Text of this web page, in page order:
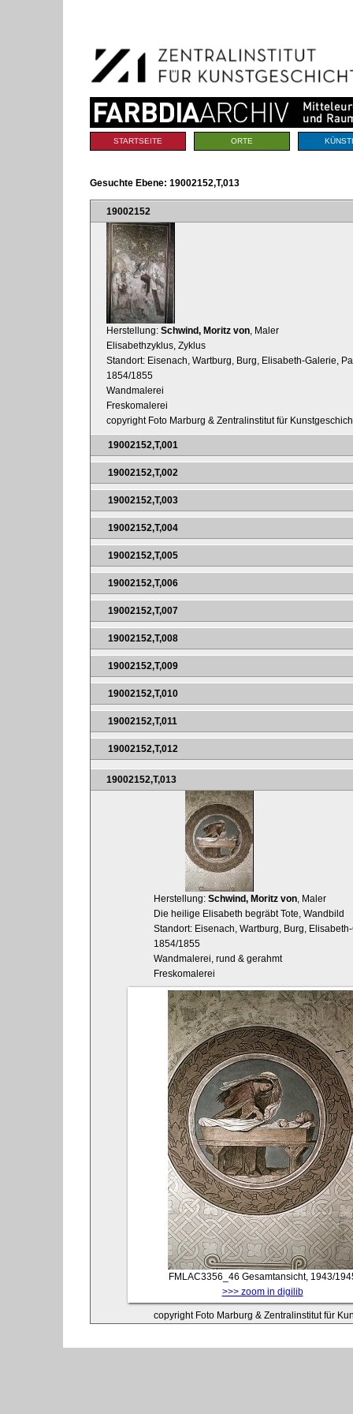
Navigation
Sektionen
STARTSEITE ORTE
Gesuchte Ebene: 19002152,T,013
19002152
Herstellung: Schwind, Moritz von , Maler
Elisabethzyklus, Zyklus
Standort: Eisenach, Wartburg, Burg, Elisabeth-Galerie,
1854/1855
Wandmalerei
Freskomalerei
copyright Foto Marburg & Zentralinstitut für
19002152,T,001
19002152,T,002
19002152,T,003
19002152,T,004
19002152,T,005
19002152,T,006
19002152,T,007
19002152,T,008
19002152,T,009
19002152,T,010
19002152,T,011
19002152,T,012
19002152,T,013
Herstellung: Schwind, Moritz von, Maler
Die heilige Elisabeth begräbt Tote, Wandbild
Standort: Eisenach, Wartburg, Burg,
1854/1855
Wandmalerei, rund & gerahmt
Freskomalerei
FMLAC3356_46 Gesamtansicht, 1943/
>>> zoom in digilib
copyright Foto Marburg & Zentralinstitut für